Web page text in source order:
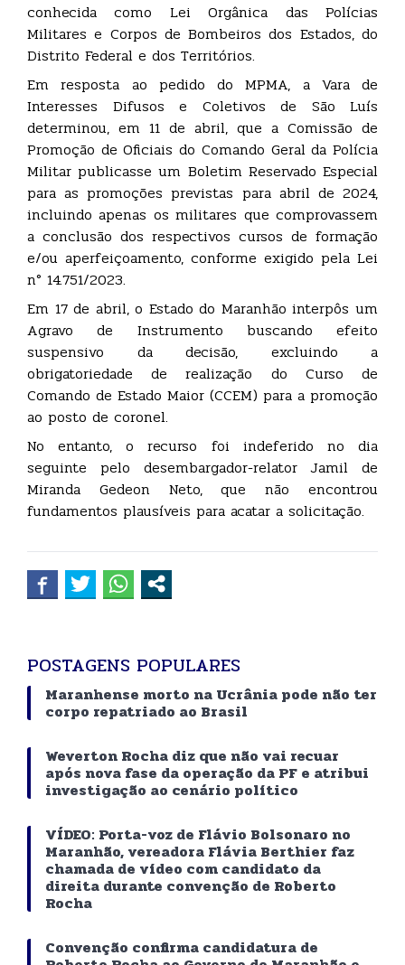
conhecida como Lei Orgânica das Polícias
Militares e Corpos de Bombeiros dos Estados, do
Distrito Federal e dos Territórios.
Em resposta ao pedido do MPMA, a Vara de
Interesses Difusos e Coletivos de São Luís
determinou, em 11 de abril, que a Comissão de
Promoção de Oficiais do Comando Geral da Polícia
Militar publicasse um Boletim Reservado Especial
para as promoções previstas para abril de 2024,
incluindo apenas os militares que comprovassem
a conclusão dos respectivos cursos de formação
e/ou aperfeiçoamento, conforme exigido pela Lei
n° 14.751/2023.
Em 17 de abril, o Estado do Maranhão interpôs um
Agravo de Instrumento buscando efeito
suspensivo da decisão, excluindo a
obrigatoriedade de realização do Curso de
Comando de Estado Maior (CCEM) para a promoção
ao posto de coronel.
No entanto, o recurso foi indeferido no dia
seguinte pelo desembargador-relator Jamil de
Miranda Gedeon Neto, que não encontrou
fundamentos plausíveis para acatar a solicitação.
POSTAGENS POPULARES
Maranhense morto na Ucrânia pode não ter
corpo repatriado ao Brasil
Weverton Rocha diz que não vai recuar
após nova fase da operação da PF e atribui
investigação ao cenário político
VÍDEO: Porta-voz de Flávio Bolsonaro no
Maranhão, vereadora Flávia Berthier faz
chamada de vídeo com candidato da
direita durante convenção de Roberto
Rocha
Convenção confirma candidatura de